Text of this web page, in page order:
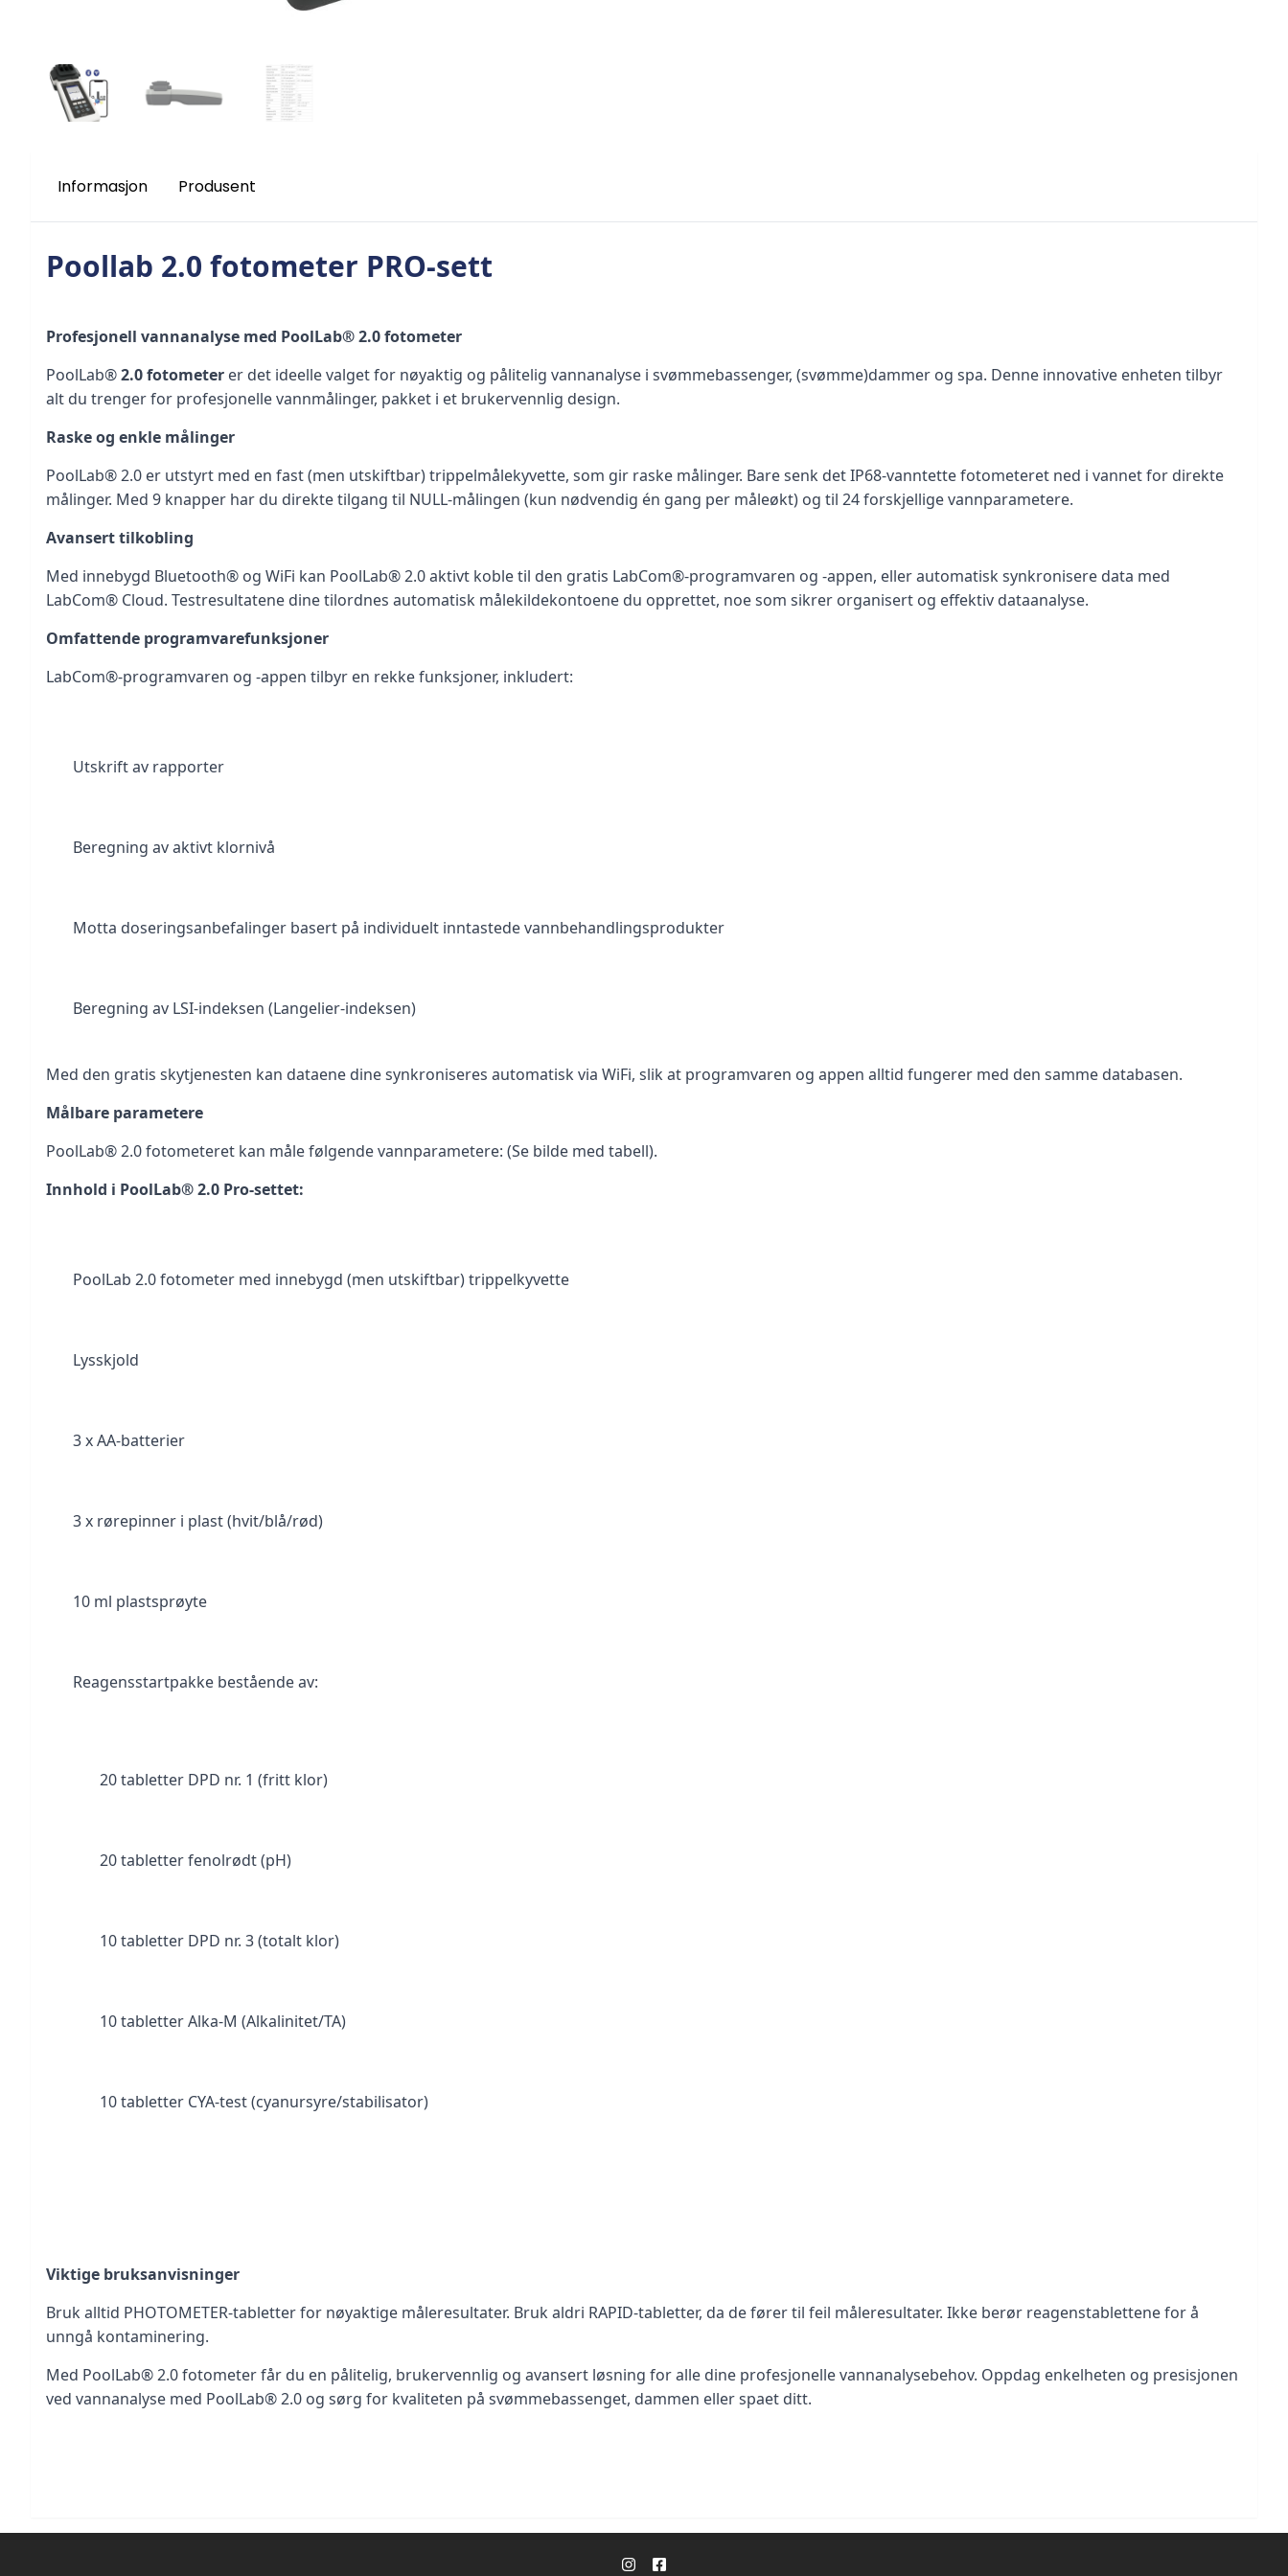
Informasjon Produsent
Poollab 2.0 fotometer PRO-sett
Profesjonell vannanalyse med PoolLab® 2.0 fotometer
PoolLab® 2.0 fotometer er det ideelle valget for nøyaktig og pålitelig vannanalyse i svømmebassenger, (svømme)dammer og spa. Denne innovative enheten tilbyr
alt du trenger for profesjonelle vannmålinger, pakket i et brukervennlig design.
Raske og enkle målinger
PoolLab® 2.0 er utstyrt med en fast (men utskiftbar) trippelmålekyvette, som gir raske målinger. Bare senk det IP68-vanntette fotometeret ned i vannet for direkte
målinger. Med 9 knapper har du direkte tilgang til NULL-målingen (kun nødvendig én gang per måleøkt) og til 24 forskjellige vannparametere.
Avansert tilkobling
Med innebygd Bluetooth® og WiFi kan PoolLab® 2.0 aktivt koble til den gratis LabCom®-programvaren og -appen, eller automatisk synkronisere data med
LabCom® Cloud. Testresultatene dine tilordnes automatisk målekildekontoene du opprettet, noe som sikrer organisert og effektiv dataanalyse.
Omfattende programvarefunksjoner
LabCom®-programvaren og -appen tilbyr en rekke funksjoner, inkludert:
Utskrift av rapporter
Beregning av aktivt klornivå
Motta doseringsanbefalinger basert på individuelt inntastede vannbehandlingsprodukter
Beregning av LSI-indeksen (Langelier-indeksen)
Med den gratis skytjenesten kan dataene dine synkroniseres automatisk via WiFi, slik at programvaren og appen alltid fungerer med den samme databasen.
Målbare parametere
PoolLab® 2.0 fotometeret kan måle følgende vannparametere: (Se bilde med tabell).
Innhold i PoolLab® 2.0 Pro-settet:
PoolLab 2.0 fotometer med innebygd (men utskiftbar) trippelkyvette
Lysskjold
3 x AA-batterier
3 x rørepinner i plast (hvit/blå/rød)
10 ml plastsprøyte
Reagensstartpakke bestående av:
20 tabletter DPD nr. 1 (fritt klor)
20 tabletter fenolrødt (pH)
10 tabletter DPD nr. 3 (totalt klor)
10 tabletter Alka-M (Alkalinitet/TA)
10 tabletter CYA-test (cyanursyre/stabilisator)
Viktige bruksanvisninger
Bruk alltid PHOTOMETER-tabletter for nøyaktige måleresultater. Bruk aldri RAPID-tabletter, da de fører til feil måleresultater. Ikke berør reagenstablettene for å
unngå kontaminering.
Med PoolLab® 2.0 fotometer får du en pålitelig, brukervennlig og avansert løsning for alle dine profesjonelle vannanalysebehov. Oppdag enkelheten og presisjonen
ved vannanalyse med PoolLab® 2.0 og sørg for kvaliteten på svømmebassenget, dammen eller spaet ditt.